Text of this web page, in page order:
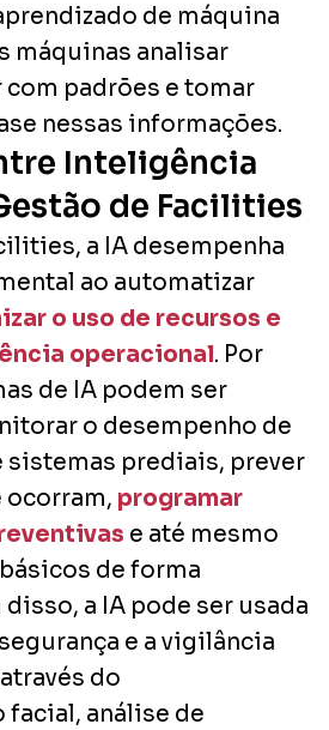
de máquina
máquinas analisar
com padrões e tomar
nessas informações.
Inteligência
de Facilities
a IA desempenha
ao automatizar
o uso de recursos e
operacional. Por
de IA podem ser
o desempenho de
sistemas prediais, prever
ocorram, programar
e até mesmo
de forma
a IA pode ser usada
e a vigilância
do
análise de